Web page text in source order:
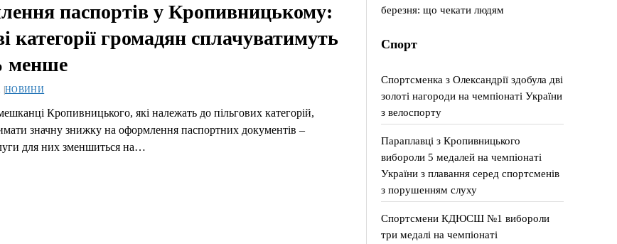
паспортів у Кропивницькому:
категорії громадян сплачуватимуть
менше
|НОВИНИ
Кропивницького, які належать до пільгових категорій,
значну знижку на оформлення паспортних документів –
для них зменшиться на…
березня: що чекати людям
Спорт
Спортсменка з Олександрії здобула дві
золоті нагороди на чемпіонаті України
з велоспорту
Параплавці з Кропивницького
вибороли 5 медалей на чемпіонаті
України з плавання серед спортсменів
з порушенням слуху
Спортсмени КДЮСШ №1 вибороли
три медалі на чемпіонаті